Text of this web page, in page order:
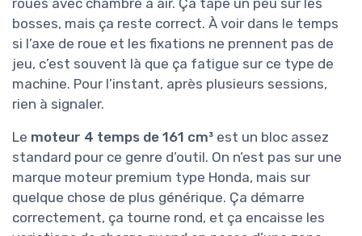
Sur les matériaux, Scheppach annonce une
construction en acier à faible teneur en
carbonepour le châssis. Concrètement, on a
une structure qui paraît bien rigide, qui ne se
tord pas dès qu’on tape dans une taupinière. En
bien dense, je n’ai pas senti de flex ou de truc
qui craque. C’est rassurant, surtout quand on
vient de tondeuses plus légères qui vibrent dès
qu’elles doivent forcer un peu. On sent que la
machine accepte d’être malmenée un